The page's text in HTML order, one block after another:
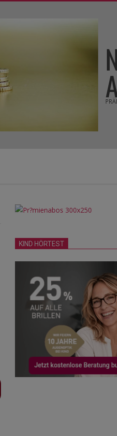
KIND HÖRTEST